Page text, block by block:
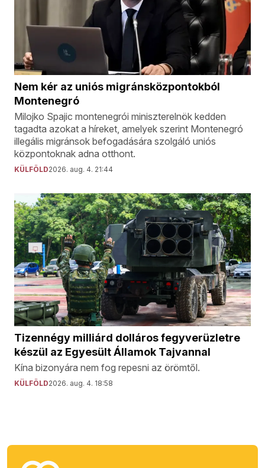
Nem kér az uniós migránsközpontokból
Montenegró
Milojko Spajic montenegrói miniszterelnök kedden
tagadta azokat a híreket, amelyek szerint Montenegró
illegális migránsok befogadására szolgáló uniós
központoknak adna otthont.
KÜLFÖLD2026. aug. 4. 21:44
Tizennégy milliárd dolláros fegyverüzletre
készül az Egyesült Államok Tajvannal
Kína bizonyára nem fog repesni az örömtől.
KÜLFÖLD2026. aug. 4. 18:58